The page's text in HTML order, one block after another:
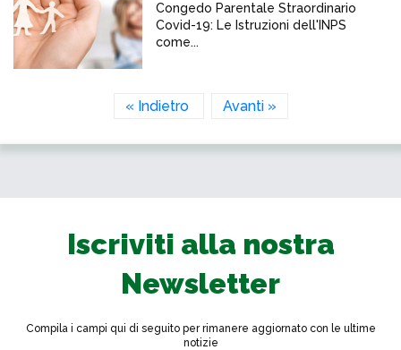
Congedo Parentale Straordinario
Covid-19: Le Istruzioni dell'INPS
come...
« Indietro Avanti »
Iscriviti alla nostra
Newsletter
Compila i campi qui di seguito per rimanere aggiornato con le ultime
notizie